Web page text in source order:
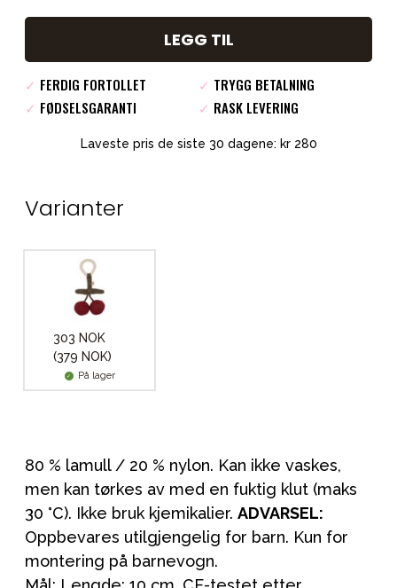
LEGG TIL
✓ FERDIG FORTOLLET ✓ TRYGG BETALNING
✓ FØDSELSGARANTI ✓ RASK LEVERING
Laveste pris de siste 30 dagene: kr 280
Varianter
303 NOK
(379 NOK)
På lager
80 % lamull / 20 % nylon. Kan ikke vaskes,
men kan tørkes av med en fuktig klut (maks
30 °C). Ikke bruk kjemikalier. ADVARSEL:
Oppbevares utilgjengelig for barn. Kun for
montering på barnevogn.